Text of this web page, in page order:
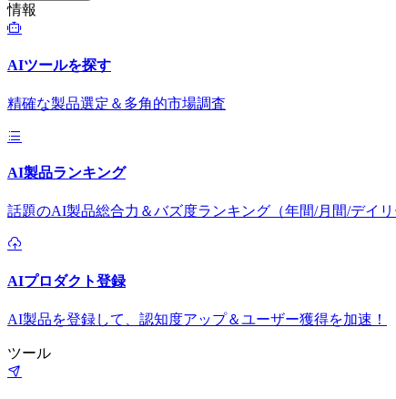
情報
AIツールを探す
精確な製品選定＆多角的市場調査
AI製品ランキング
話題のAI製品総合力＆バズ度ランキング（年間/月間/デイリ
AIプロダクト登録
AI製品を登録して、認知度アップ＆ユーザー獲得を加速！
ツール